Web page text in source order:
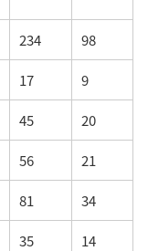
234 98
17 9
45 20
56 21
81 34
35 14